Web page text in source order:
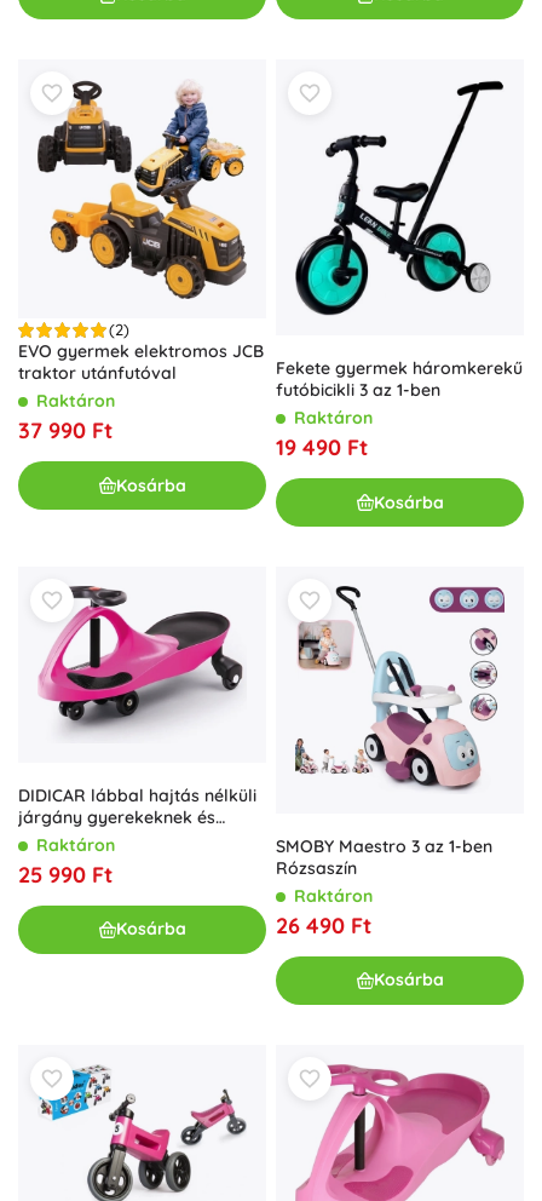
(2)
EVO gyermek elektromos JCB
traktor utánfutóval
Raktáron
37 990 Ft
Kosárba
Fekete gyermek háromkerekű
futóbicikli 3 az 1-ben
Raktáron
19 490 Ft
Kosárba
DIDICAR lábbal hajtás nélküli
járgány gyerekeknek és
felnőtteknek – Rózsaszín
Raktáron
25 990 Ft
Kosárba
SMOBY Maestro 3 az 1-ben
Rózsaszín
Raktáron
26 490 Ft
Kosárba